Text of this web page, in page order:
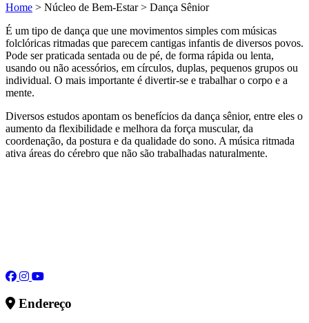
Home > Núcleo de Bem-Estar> Dança Sênior
É um tipo de dança que une movimentos simples com músicas
folclóricas ritmadas que parecem cantigas infantis de diversos povos.
Pode ser praticada sentada ou de pé, de forma rápida ou lenta,
usando ou não acessórios, em círculos, duplas, pequenos grupos ou
individual. O mais importante é divertir-se e trabalhar o corpo e a
mente.
Diversos estudos apontam os benefícios da dança sênior, entre eles o
aumento da flexibilidade e melhora da força muscular, da
coordenação, da postura e da qualidade do sono. A música ritmada
ativa áreas do cérebro que não são trabalhadas naturalmente.
Endereço